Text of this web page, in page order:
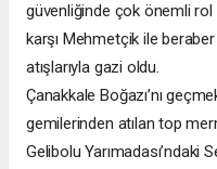
güvenliğinde çok önemli rol
karşı Mehmetçik ile
atışlarıyla gazi oldu.
Çanakkale Boğazı’nı
gemilerinden atılan top
Gelibolu Yarımadası’ndaki